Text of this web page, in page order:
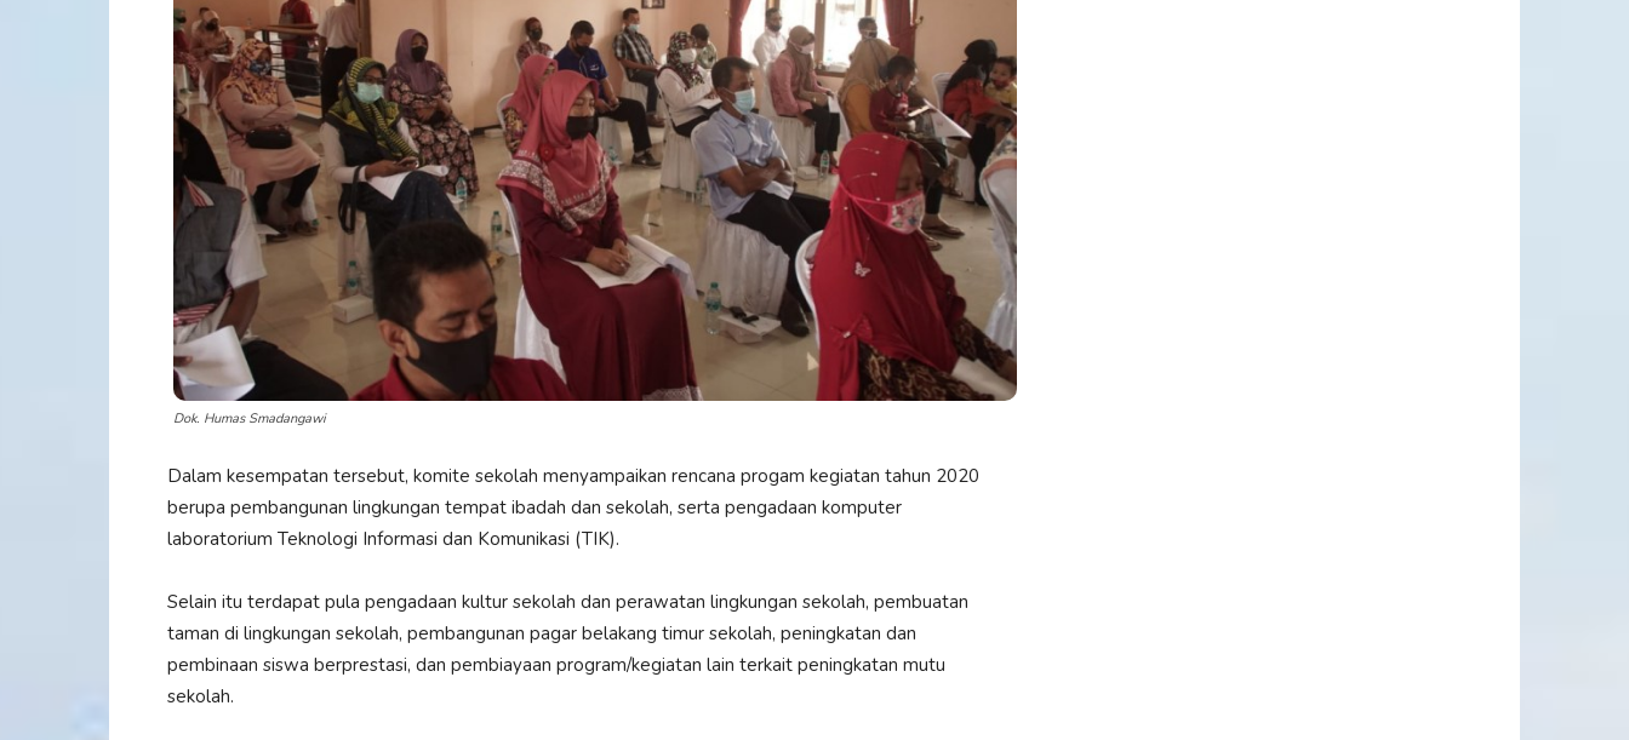
Dok. Humas Smadangawi
Dalam kesempatan tersebut, komite sekolah menyampaikan rencana progam kegiatan tahun 2020
berupa pembangunan lingkungan tempat ibadah dan sekolah, serta pengadaan komputer
laboratorium Teknologi Informasi dan Komunikasi (TIK).
Selain itu terdapat pula pengadaan kultur sekolah dan perawatan lingkungan sekolah, pembuatan
taman di lingkungan sekolah, pembangunan pagar belakang timur sekolah, peningkatan dan
pembinaan siswa berprestasi, dan pembiayaan program/kegiatan lain terkait peningkatan mutu
sekolah.